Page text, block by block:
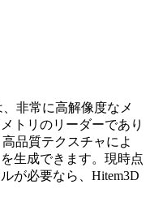
、非常に高解像度なメ
トリのリーダーであり
品質テクスチャによ
生成できます。現時点
が必要なら、Hitem3D